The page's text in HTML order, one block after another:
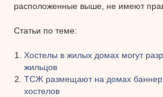
расположенные выше, не имеют
Статьи по теме:
Хостелы в жилых домах могут
жильцов
ТСЖ размещают на домах
хостелов